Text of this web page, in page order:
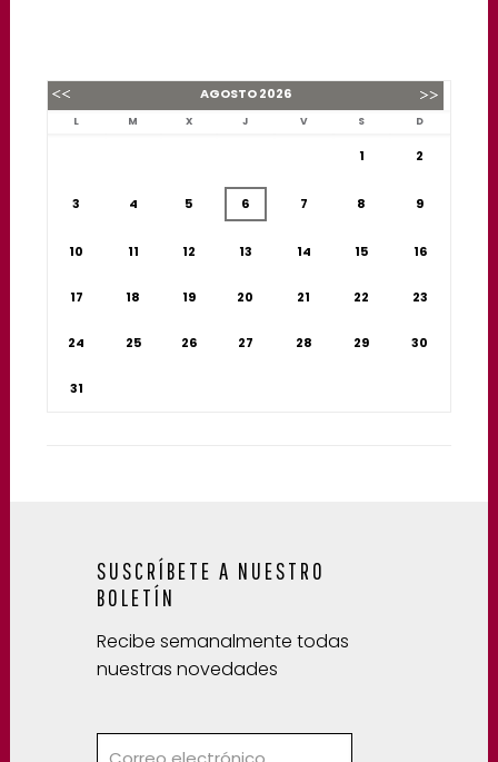
AGOSTO2026
L M X J V S D
1 2
3 4 5 6 7 8 9
10 11 12 13 14 15 16
17 18 19 20 21 22 23
24 25 26 27 28 29 30
31
SUSCRÍBETE A NUESTRO
BOLETÍN
Recibe semanalmente todas
nuestras novedades